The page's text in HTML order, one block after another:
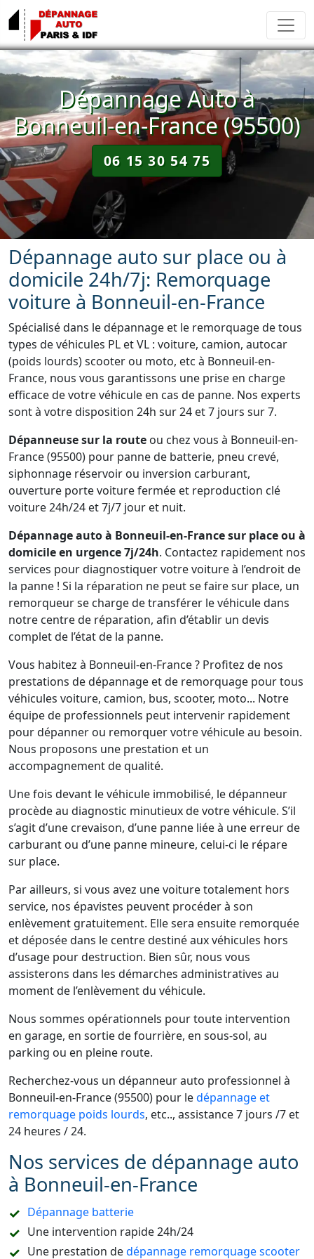
Dépannage Auto à
Bonneuil-en-France (95500)
06 15 30 54 75
Dépannage auto sur place ou à
domicile 24h/7j: Remorquage
voiture à Bonneuil-en-France
Spécialisé dans le dépannage et le remorquage de tous
types de véhicules PL et VL : voiture, camion, autocar
(poids lourds) scooter ou moto, etc à Bonneuil-en-
France, nous vous garantissons une prise en charge
efficace de votre véhicule en cas de panne. Nos experts
sont à votre disposition 24h sur 24 et 7 jours sur 7.
Dépanneuse sur la route ou chez vous à Bonneuil-en-
France (95500) pour panne de batterie, pneu crevé,
siphonnage réservoir ou inversion carburant,
ouverture porte voiture fermée et reproduction clé
voiture 24h/24 et 7j/7 jour et nuit.
Dépannage auto à Bonneuil-en-France sur place ou à
domicile en urgence 7j/24h. Contactez rapidement nos
services pour diagnostiquer votre voiture à l’endroit de
la panne ! Si la réparation ne peut se faire sur place, un
remorqueur se charge de transférer le véhicule dans
notre centre de réparation, afin d’établir un devis
complet de l’état de la panne.
Vous habitez à Bonneuil-en-France ? Profitez de nos
prestations de dépannage et de remorquage pour tous
véhicules voiture, camion, bus, scooter, moto... Notre
équipe de professionnels peut intervenir rapidement
pour dépanner ou remorquer votre véhicule au besoin.
Nous proposons une prestation et un
accompagnement de qualité.
Une fois devant le véhicule immobilisé, le dépanneur
procède au diagnostic minutieux de votre véhicule. S’il
s’agit d’une crevaison, d’une panne liée à une erreur de
carburant ou d’une panne mineure, celui-ci le répare
sur place.
Par ailleurs, si vous avez une voiture totalement hors
service, nos épavistes peuvent procéder à son
enlèvement gratuitement. Elle sera ensuite remorquée
et déposée dans le centre destiné aux véhicules hors
d’usage pour destruction. Bien sûr, nous vous
assisterons dans les démarches administratives au
moment de l’enlèvement du véhicule.
Nous sommes opérationnels pour toute intervention
en garage, en sortie de fourrière, en sous-sol, au
parking ou en pleine route.
Recherchez-vous un dépanneur auto professionnel à
Bonneuil-en-France (95500) pour ledépannage et
remorquage poids lourds, etc.., assistance 7 jours /7 et
24 heures / 24.
Nos services de dépannage auto
à Bonneuil-en-France
Dépannage batterie
Une intervention rapide 24h/24
Une prestation dedépannage remorquage scooter